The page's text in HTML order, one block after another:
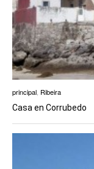
principal Ribeira
Casa en Corrubedo